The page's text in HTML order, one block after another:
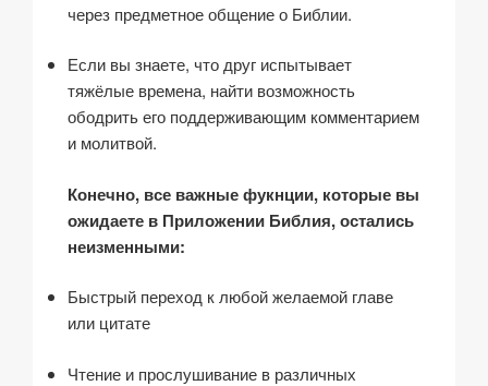
через предметное общение о Библии.
Если вы знаете, что друг испытывает
тяжёлые времена, найти возможность
ободрить его поддерживающим комментарием
и молитвой.
Конечно, все важные фукнции, которые вы
ожидаете в Приложении Библия, остались
неизменными:
Быстрый переход к любой желаемой главе
или цитате
Чтение и прослушивание в различных